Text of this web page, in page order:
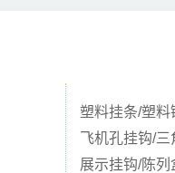
塑料挂条/塑料
飞机孔挂钩/三
展示挂钩/陈列